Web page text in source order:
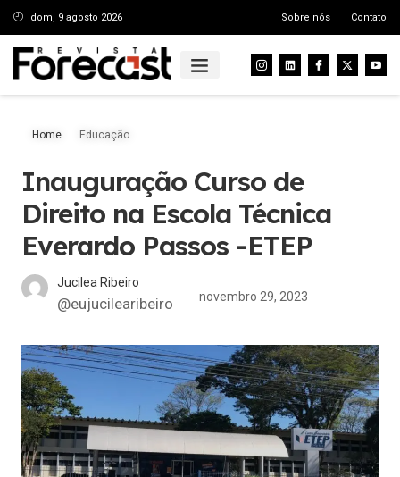
dom, 9 agosto 2026 Sobre nós Contato
Home Educação
Inauguração Curso de
Direito na Escola Técnica
Everardo Passos -ETEP
Jucilea Ribeiro
@eujucilearibeiro novembro 29, 2023